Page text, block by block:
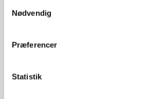
Nødvendig
Præferencer
Statistik
køkkenet. Frugten er, så vidt det er
økologisk.
Vores frugttilbud gør, at langt de
kommer på Tempeltræet ikke bruger
ønske om at give børnene sunde